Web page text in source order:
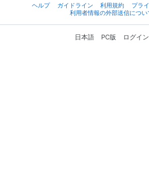
ヘルプ
ガイドライン 利用規約
プラ
利用者情報の外部送信につい
日本語 PC版 ログイン